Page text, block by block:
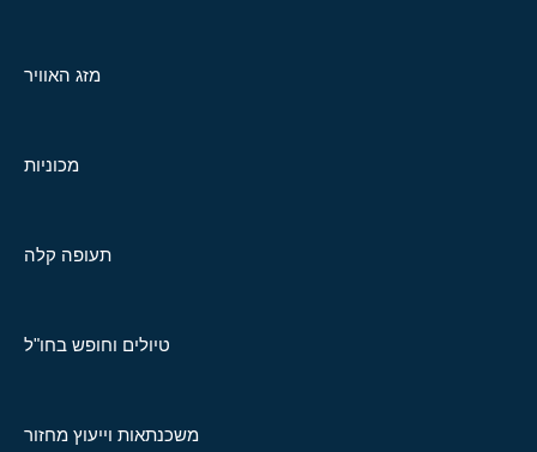
מזג האוויר
מכוניות
תעופה קלה
טיולים וחופש בחו"ל
משכנתאות וייעוץ מחזור